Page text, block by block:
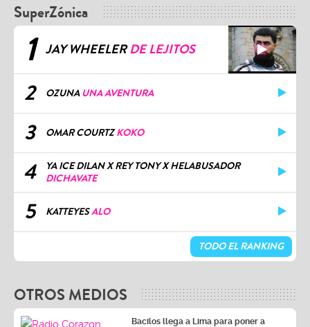
SuperZónica
1 JAY WHEELERDE LEJITOS
2 OZUNA UNA AVENTURA
3 OMAR COURTZKOKO
4
YA ICE DILAN X REY TONY X HELABUSADOR
DICHAVATE
5 KATTEYESALO
TODO EL RANKING
OTROS MEDIOS
Bacilos llega a Lima para poner a